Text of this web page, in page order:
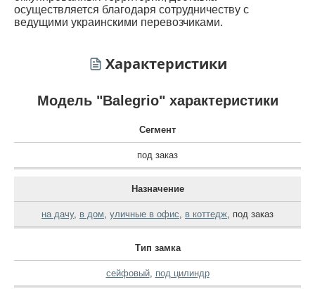
осуществляется благодаря сотрудничеству с
ведущими украинскими перевозчиками.
Характеристики
Модель "Balegrio" характеристики
Сегмент
под заказ
Назначение
на дачу, в дом, уличные в офис, в коттедж, под заказ
Тип замка
сейфовый, под цилиндр